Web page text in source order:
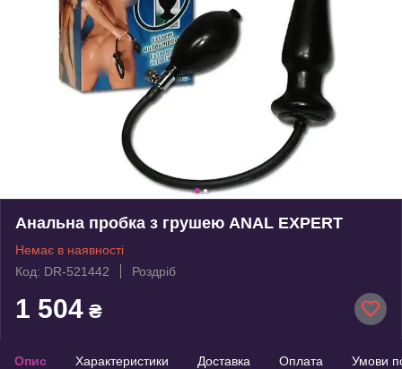
Анальна пробка з грушею ANAL EXPERT
Немає в наявності
Код: DR-521442
Роздріб
1 504 ₴
Опис Характеристики Доставка Оплата Умови